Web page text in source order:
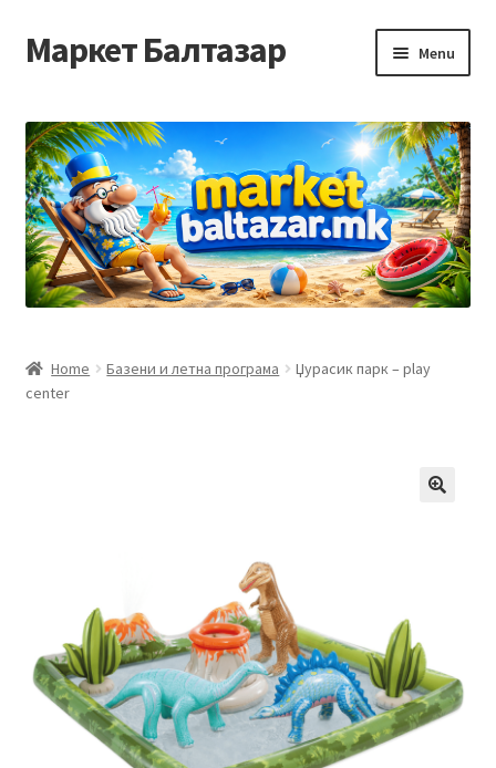
Skip
to
Skip
to
Маркет Балтазар Menu
Checkout
Homepage
Privacy Policy
Контакт
Рекламации и замена на производ
Сите производи
Услови за користење
Home Базени и летна програма
Џурасик парк – play
center